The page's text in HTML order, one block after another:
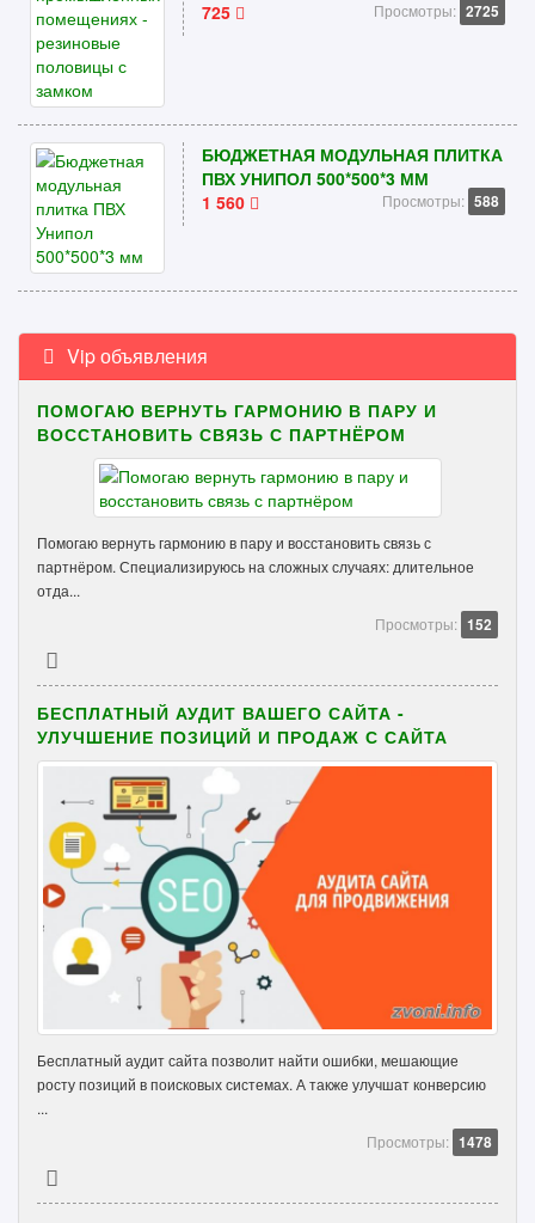
725 Просмотры: 2725
БЮДЖЕТНАЯ МОДУЛЬНАЯ ПЛИТКА
ПВХ УНИПОЛ 500*500*3 ММ
1 560
Просмотры: 588
Vip объявления
ПОМОГАЮ ВЕРНУТЬ ГАРМОНИЮ В ПАРУ И
ВОССТАНОВИТЬ СВЯЗЬ С ПАРТНЁРОМ
Помогаю вернуть гармонию в пару и восстановить связь с
партнёром. Специализируюсь на сложных случаях: длительное
отда...
Просмотры: 152
БЕСПЛАТНЫЙ АУДИТ ВАШЕГО САЙТА -
УЛУЧШЕНИЕ ПОЗИЦИЙ И ПРОДАЖ С САЙТА
Бесплатный аудит сайта позволит найти ошибки, мешающие
росту позиций в поисковых системах. А также улучшат конверсию
...
Просмотры: 1478